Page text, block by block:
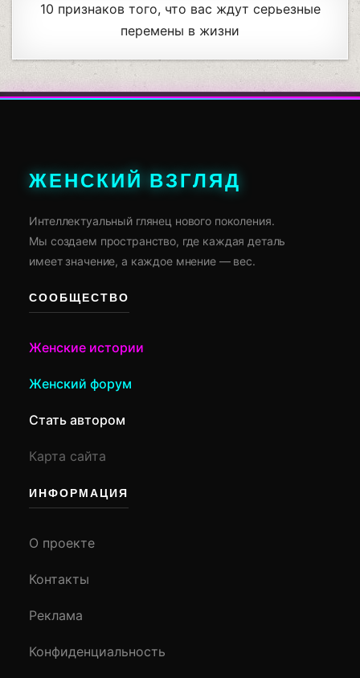
10 признаков того, что вас ждут серьезные
перемены в жизни
ЖЕНСКИЙ ВЗГЛЯД
Интеллектуальный глянец нового поколения.
Мы создаем пространство, где каждая деталь
имеет значение, а каждое мнение — вес.
СООБЩЕСТВО
Женские истории
Женский форум
Стать автором
Карта сайта
ИНФОРМАЦИЯ
О проекте
Контакты
Реклама
Конфиденциальность